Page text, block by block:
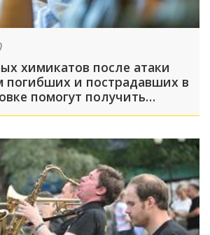
химикатов после атаки
помогут получить